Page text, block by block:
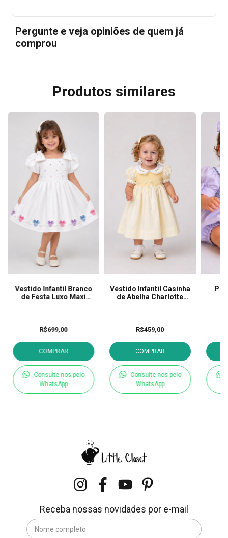
Pergunte e veja opiniões de quem já
comprou
Produtos similares
Vestido Infantil Branco
de Festa Luxo Maxi
R$699,00
COMPRAR
Consulte-nos pelo
WhatsApp
Vestido Infantil Casinha
de Abelha Charlotte
R$459,00
COMPRAR
Consulte-nos pelo
WhatsApp
Receba nossas novidades por e-mail